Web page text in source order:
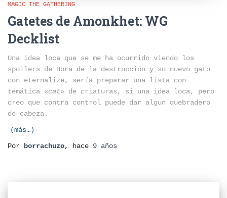
MAGIC THE GATHERING
Gatetes de Amonkhet: WG
Decklist
Una idea loca que se me ha ocurrido viendo los
spoilers de Hora de la destrucción y su nuevo gato
con eternalize, sería preparar una lista con
temática «cat» de criaturas, si una idea loca, pero
creo que contra control puede dar algun quebradero
de cabeza.
(más…)
Por borrachuzo, hace 9 años